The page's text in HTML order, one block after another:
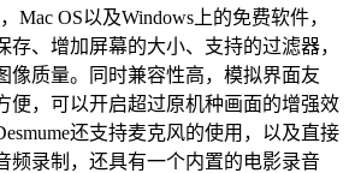
Mac OS以及Windows上的免费软件，
存、增加屏幕的大小、支持的过滤器，
像质量。同时兼容性高，模拟界面友
便，可以开启超过原机种画面的增强效
还支持麦克风的使用，以及直接
频录制，还具有一个内置的电影录音